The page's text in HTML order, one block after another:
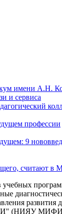
имени А.Н.
и сервиса
профессии
9
считают
развития
(НИЯУ